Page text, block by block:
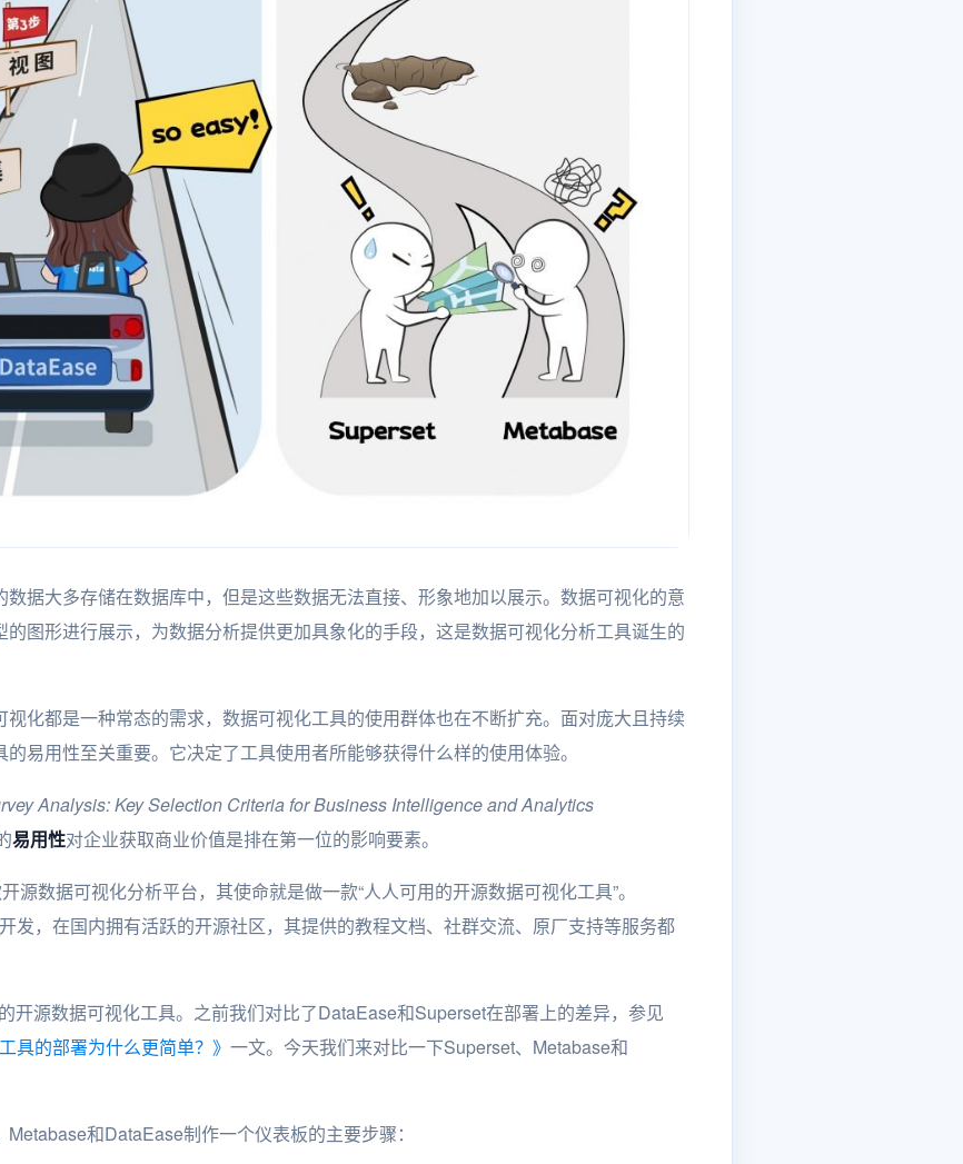
据大多存储在数据库中，但是这些数据无法直接、形象地加以展示。数据可视化的意
图形进行展示，为数据分析提供更加具象化的手段，这是数据可视化分析工具诞生的
化都是一种常态的需求，数据可视化工具的使用群体也在不断扩充。面对庞大且持续
易用性至关重要。它决定了工具使用者所能够获得什么样的使用体验。
Analysis: Key Selection Criteria for Business Intelligence and Analytics
易用性对企业获取商业价值是排在第一位的影响要素。
源数据可视化分析平台，其使命就是做一款“人人可用的开源数据可视化工具”。
发，在国内拥有活跃的开源社区，其提供的教程文档、社群交流、原厂支持等服务都
开源数据可视化工具。之前我们对比了DataEase和Superset在部署上的差异，参见
具的部署为什么更简单？》 一文。今天我们来对比一下Superset、Metabase和
和DataEase制作一个仪表板的主要步骤：